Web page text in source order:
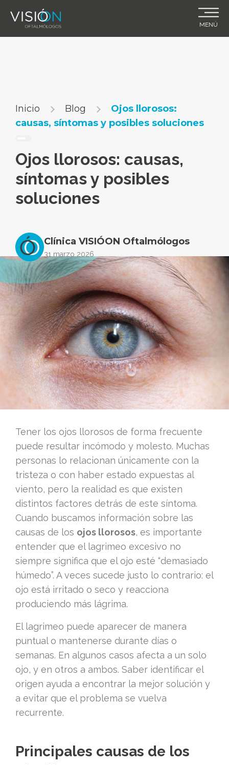
content
MENÚ
Inicio Blog
Ojos llorosos:
causas, síntomas y posibles soluciones
Ojos llorosos: causas,
síntomas y posibles
soluciones
Clínica VISIÓON Oftalmólogos
31 marzo 2026
Tener los ojos llorosos de forma frecuente
puede resultar incómodo y molesto. Muchas
personas lo relacionan únicamente con la
tristeza o con haber estado expuestas al
viento, pero la realidad es que existen
distintos factores detrás de este síntoma.
Cuando buscamos información sobre las
causas de los ojos llorosos, es importante
entender que el lagrimeo excesivo no
siempre significa que el ojo esté “demasiado
húmedo”. A veces sucede justo lo contrario: el
ojo está irritado o seco y reacciona
produciendo más lágrima.
El lagrimeo puede aparecer de manera
puntual o mantenerse durante días o
semanas. En algunos casos afecta a un solo
ojo, y en otros a ambos. Saber identificar el
origen ayuda a encontrar la mejor solución y
a evitar que el problema se vuelva
recurrente.
Principales causas de los